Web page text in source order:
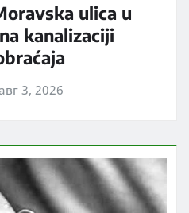
ulica u
kanalizaciji
3, 2026